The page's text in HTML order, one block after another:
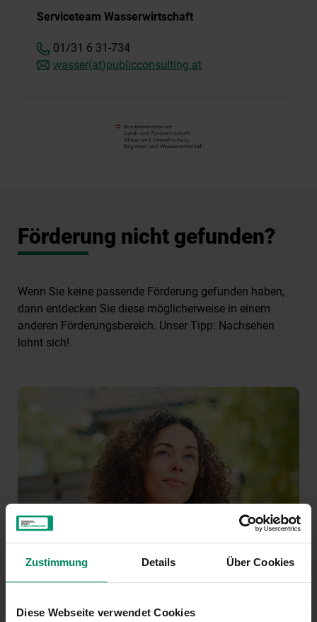
Zustimmung Details Über Cookies
Diese Webseite verwendet Cookies
Serviceteam Wasserwirtschaft
01/31 6 31-734
wasser(at)publicconsulting.at
Förderung nicht gefunden?
Wenn Sie keine passende Förderung gefunden haben,
dann entdecken Sie diese möglicherweise in einem
anderen Förderungsbereich. Unser Tipp: Nachsehen
lohnt sich!